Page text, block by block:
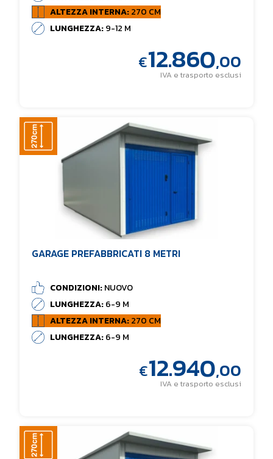
ALTEZZA INTERNA:270 CM
LUNGHEZZA:9-12 M
€12.860,00
IVA e trasporto esclusi
GARAGE PREFABBRICATI 8 METRI
CONDIZIONI:NUOVO
LUNGHEZZA:6-9 M
ALTEZZA INTERNA:270 CM
LUNGHEZZA:6-9 M
€12.940,00
IVA e trasporto esclusi